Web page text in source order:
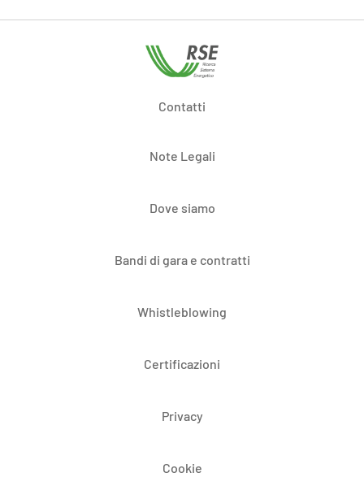
Contatti
Note Legali
Dove siamo
Bandi di gara e contratti
Whistleblowing
Certificazioni
Privacy
Cookie